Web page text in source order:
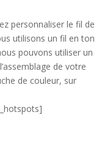
personnaliser le fil de
utilisons un fil en ton
pouvons utiliser un
de votre
de couleur, sur